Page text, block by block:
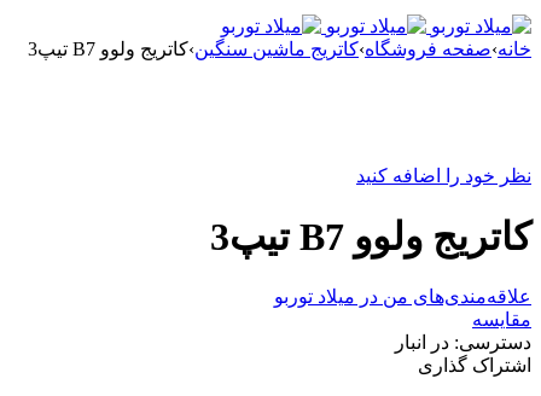
خانه›صفحه فروشگاه›کاتریج ماشین سنگین›کاتریج ولوو B7 تیپ3
نظر خود را اضافه کنید
کاتریج ولوو B7 تیپ3
علاقه‌مندی‌های من در میلاد توربو
مقایسه
دسترسی: در انبار
اشتراک گذاری